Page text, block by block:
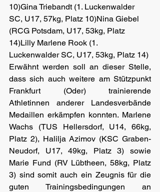
10)Gina Triebandt (1. Luckenwalder
SC, U17, 57kg, Platz 10)Nina Giebel
(RCG Potsdam, U17, 53kg, Platz
14)Lilly Marlene Rook (1.
Luckenwalder SC, U17, 53kg, Platz 14)
Erwähnt werden soll an dieser Stelle,
dass sich auch weitere am Stützpunkt
Frankfurt (Oder) trainierende
Athletinnen anderer Landesverbände
Medaillen erkämpfen konnten. Marlene
Wachs (TUS Hellersdorf, U14, 66kg,
Platz 2), Halilja Azimov (KSC Graben-
Neudorf, U17, 49kg, Platz 3) sowie
Marie Fund (RV Lübtheen, 58kg, Platz
3) sind somit auch ein Zeugnis für die
guten Trainingsbedingungen an